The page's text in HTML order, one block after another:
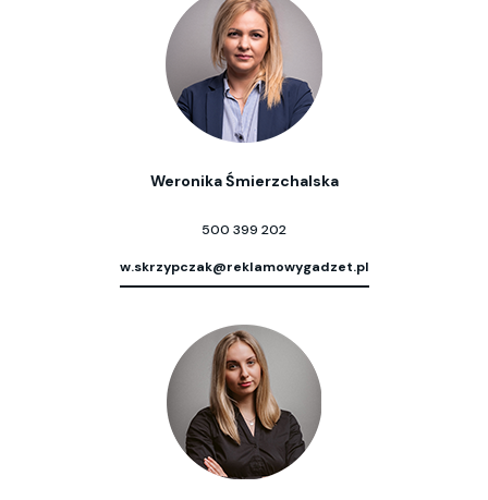
Weronika Śmierzchalska
500 399 202
w.skrzypczak@reklamowygadzet.pl